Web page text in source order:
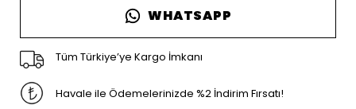
WHATSAPP
Tüm Türkiye’ye Kargo İmkanı
Havale ile Ödemelerinizde %2 İndirim Fırsatı!